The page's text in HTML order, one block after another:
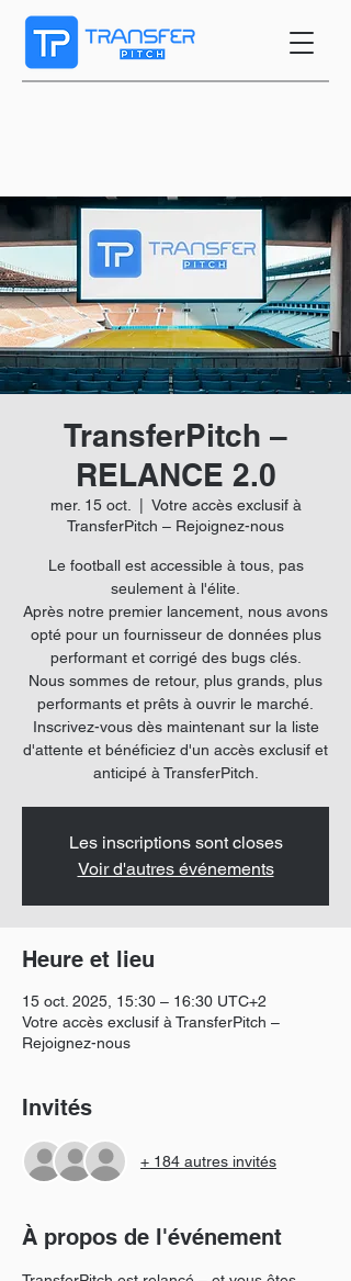
TransferPitch –
RELANCE 2.0
mer. 15 oct.
Votre accès exclusif à
TransferPitch – Rejoignez-nous
Le football est accessible à tous, pas
seulement à l'élite.
Après notre premier lancement, nous avons
opté pour un fournisseur de données plus
performant et corrigé des bugs clés.
Nous sommes de retour, plus grands, plus
performants et prêts à ouvrir le marché.
Inscrivez-vous dès maintenant sur la liste
d'attente et bénéficiez d'un accès exclusif et
anticipé à TransferPitch.
Les inscriptions sont closes
Voir d'autres événements
Heure et lieu
15 oct. 2025, 15:30 – 16:30 UTC+2
Votre accès exclusif à TransferPitch –
Rejoignez-nous
Invités
+ 184 autres invités
À propos de l'événement